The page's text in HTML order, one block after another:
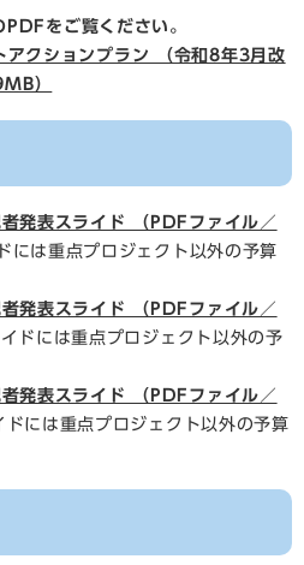
をご覧ください。
アクションプラン （令和8年3月改
）
発表スライド （PDFファイル／
には重点プロジェクト以外の予算
発表スライド （PDFファイル／
イドには重点プロジェクト以外の予
発表スライド （PDFファイル／
ドには重点プロジェクト以外の予算